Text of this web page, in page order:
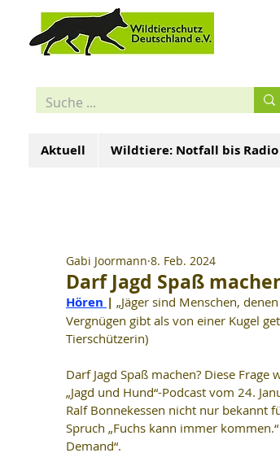
Aktuell Wildtiere: Notfall bis Radio
Darf Jagd Spaß
Gabi Joormann 8. Feb. 2024
Hören | „Jäger sind Menschen,
Vergnügen gibt als von einer Kugel
Tierschützerin)
Darf Jagd Spaß machen? Diese
„Jagd und Hund“-Podcast vom 24.
Ralf Bonnekessen nicht nur bekannt
Spruch „Fuchs kann immer
Demand“.